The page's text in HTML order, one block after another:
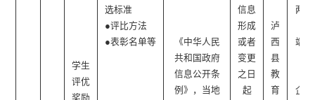
学生
评优
奖励
选标准
●评比方法
●表彰名单等
《中华人民
共和国政府
信息公开条
例》，当地
信息
形成
或者
变更
之日
起
泸
西
县
教
育
两微
端、
企事